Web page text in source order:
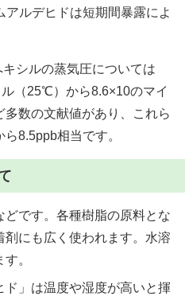
ルデヒドは短期間暴露によ
シルの蒸気圧については
（25℃）から8.6×10のマイ
数の文献値があり、これら
8.5ppb相当です。
どです。各種樹脂の原料とな
剤にも広く使われます。水溶
。
」は温度や湿度が高いと揮